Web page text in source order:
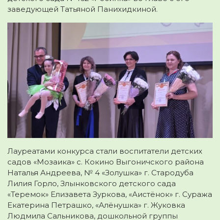
заведующей Татьяной Панихидкиной.
Лауреатами конкурса стали воспитатели детских
садов «Мозаика» с. Кокино Выгоничского района
Наталья Андреева, № 4 «Золушка» г. Стародуба
Лилия Горло, Злынковского детского сада
«Теремок» Елизавета Зуркова, «Аистёнок» г. Суража
Екатерина Петрашко, «Алёнушка» г. Жуковка
Людмила Сальникова, дошкольной группы